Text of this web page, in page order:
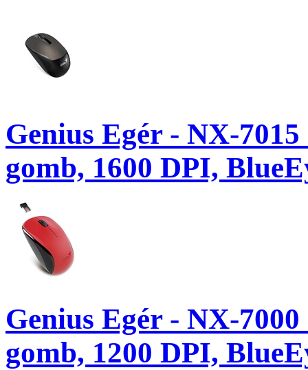
Genius Egér - NX-
gomb, 1600 DPI,
Genius Egér - NX-
gomb, 1200 DPI,